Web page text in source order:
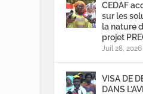
CEDAF
sur les
la nature
projet
Juil 28, 2026
VISA DE
DANS